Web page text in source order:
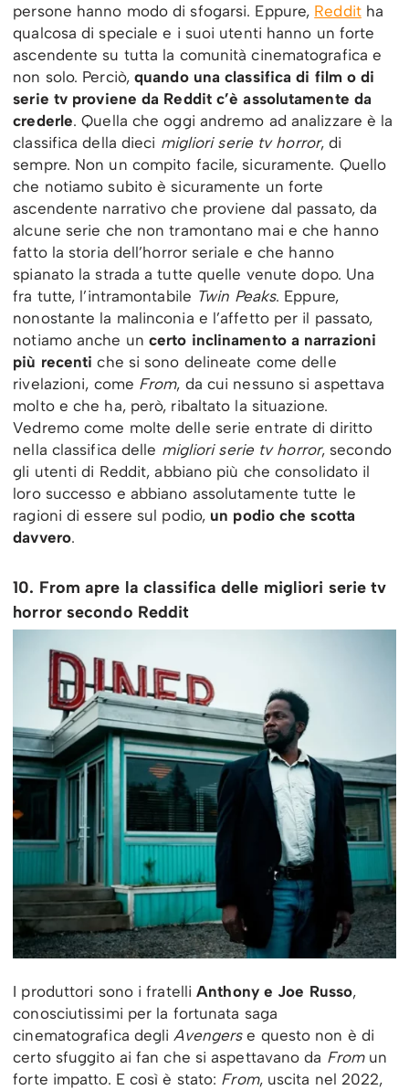
persone hanno modo di sfogarsi. Eppure, Redditha
qualcosa di speciale e i suoi utenti hanno un forte
ascendente su tutta la comunità cinematografica e
non solo. Perciò,quando una classifica di film o di
serie tv proviene da Reddit c’è assolutamente da
crederle. Quella che oggi andremo ad analizzare è la
classifica della dieci migliori serie tv horror, di
sempre. Non un compito facile, sicuramente. Quello
che notiamo subito è sicuramente un forte
ascendente narrativo che proviene dal passato, da
alcune serie che non tramontano mai e che hanno
fatto la storia dell’horror seriale e che hanno
spianato la strada a tutte quelle venute dopo. Una
fra tutte, l’intramontabile Twin Peaks. Eppure,
nonostante la malinconia e l’affetto per il passato,
notiamo anche un certo inclinamento a narrazioni
più recentiche si sono delineate come delle
rivelazioni, come From, da cui nessuno si aspettava
molto e che ha, però, ribaltato la situazione.
Vedremo come molte delle serie entrate di diritto
nella classifica delle migliori serie tv horror, secondo
gli utenti di Reddit, abbiano più che consolidato il
loro successo e abbiano assolutamente tutte le
ragioni di essere sul podio, un podio che scotta
davvero.
10. From apre la classifica delle migliori serie tv
horror secondo Reddit
I produttori sono i fratelliAnthony e Joe Russo,
conosciutissimi per la fortunata saga
cinematografica degli Avengerse questo non è di
certo sfuggito ai fan che si aspettavano da From un
forte impatto. E così è stato: From, uscita nel 2022,